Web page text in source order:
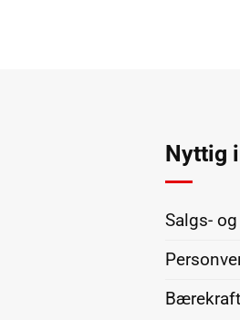
Nyttig
Salgs-